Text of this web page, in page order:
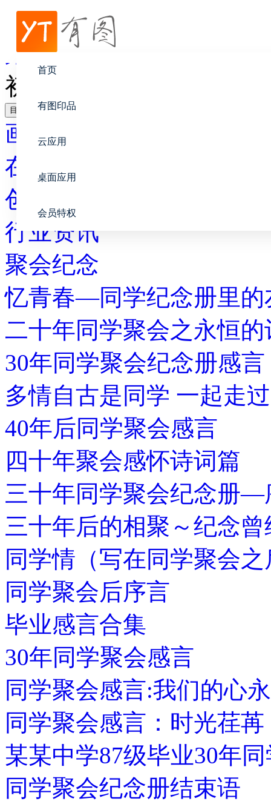
首页
有图印品
云应用
桌面应用
会员特权
帮助中心
聚会纪念
初中同学四十年聚会纪
目录
画册设计
在线印刷
创意设计
行业资讯
聚会纪念
忆青春—同学纪念册里的
二十年同学聚会之永恒的
30年同学聚会纪念册感言
多情自古是同学 一起走
40年后同学聚会感言
四十年聚会感怀诗词篇
三十年同学聚会纪念册—
三十年后的相聚～纪念
同学情（写在同学聚会之
同学聚会后序言
毕业感言合集
30年同学聚会感言
同学聚会感言:我们的心
同学聚会感言：时光荏
某某中学87级毕业30年
同学聚会纪念册结束语